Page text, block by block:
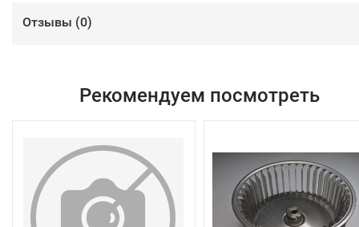
Отзывы (0)
Рекомендуем посмотреть